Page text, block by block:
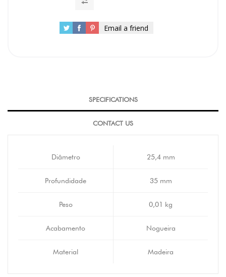
Email a friend
SPECIFICATIONS
CONTACT US
Diâmetro 25,4 mm
Profundidade 35 mm
Peso 0,01 kg
Acabamento Nogueira
Material Madeira